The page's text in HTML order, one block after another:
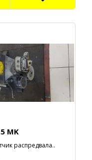
MK
распредвала..